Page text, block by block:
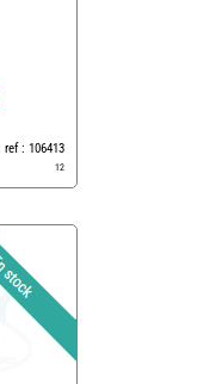
ref : 106413
12